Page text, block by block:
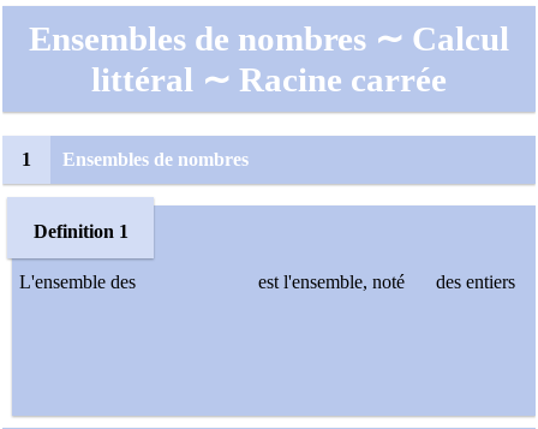
Ensembles de nombres ∼ Calcul
littéral ∼ Racine carrée
1 Ensembles de nombres
Definition 1
L'ensemble des est l'ensemble, noté des entiers